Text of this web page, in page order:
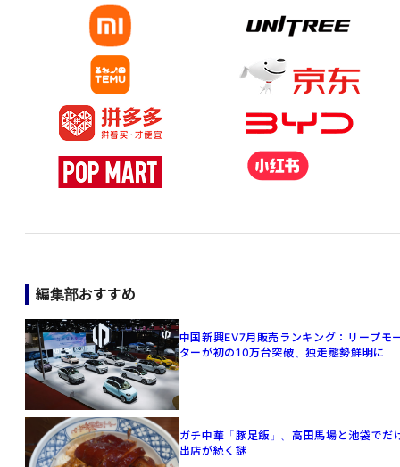
編集部おすすめ
中国新興EV7月販売ランキング：リープモ
ターが初の10万台突破、独走態勢鮮明に
ガチ中華「豚足飯」、高田馬場と池袋でだ
出店が続く謎